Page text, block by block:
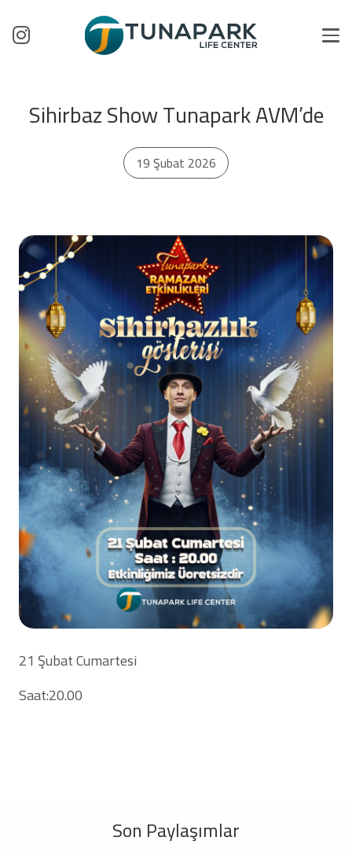
Sihirbaz Show Tunapark AVM’de
19 Şubat 2026
21 Şubat Cumartesi
Saat:20.00
Son Paylaşımlar